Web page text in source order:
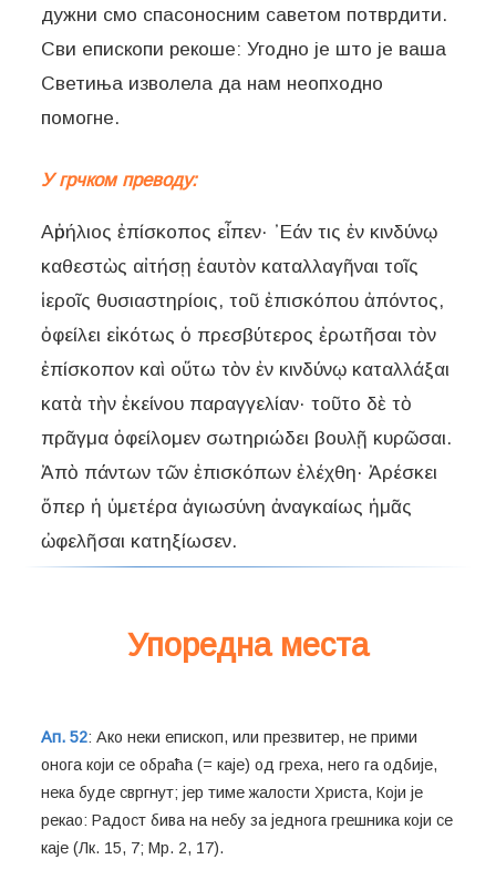
дужни смо спасоносним саветом потврдити.
Сви епископи рекоше: Угодно је што је ваша
Светиња изволела да нам неопходно
помогне.
У грчком преводу:
Αὐρήλιος ἐπίσκοπος εἶπεν· ᾽Εάν τις ἐν κινδύνῳ
καθεστὼς αἰτήσῃ ἑαυτὸν καταλλαγῆναι τοῖς
ἱεροῖς θυσιαστηρίοις, τοῦ ἐπισκόπου ἀπόντος,
ὀφείλει εἰκότως ὁ πρεσβύτερος ἐρωτῆσαι τὸν
ἐπίσκοπον καὶ οὕτω τὸν ἐν κινδύνῳ καταλλάξαι
κατὰ τὴν ἐκείνου παραγγελίαν· τοῦτο δὲ τὸ
πρᾶγμα ὀφείλομεν σωτηριώδει βουλῇ κυρῶσαι.
Ἀπὸ πάντων τῶν ἐπισκόπων ἐλέχθη· Ἀρέσκει
ὅπερ ἡ ὑμετέρα ἀγιωσύνη ἀναγκαίως ἡμᾶς
Упоредна места
Ап. 52: Ако неки епископ, или презвитер, не прими
онога који се обраћа (= каје) од греха, него га одбије,
нека буде свргнут; јер тиме жалости Христа, Који је
рекао: Радост бива на небу за једнога грешника који се
каје (Лк. 15, 7; Мр. 2, 17).